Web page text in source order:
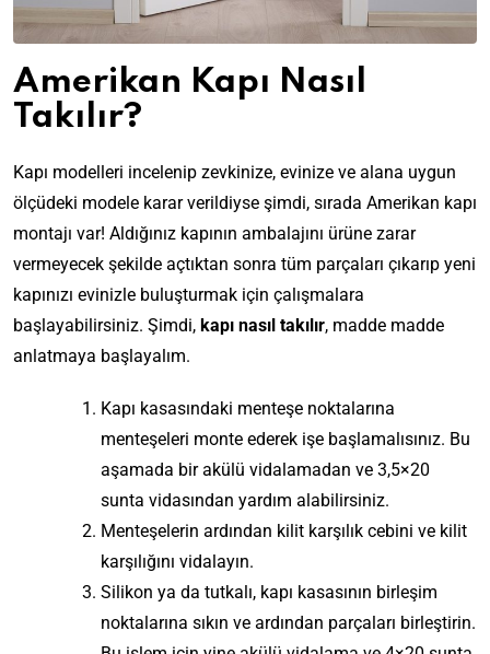
Amerikan Kapı Nasıl
Takılır?
Kapı modelleri incelenip zevkinize, evinize ve alana uygun
ölçüdeki modele karar verildiyse şimdi, sırada Amerikan kapı
montajı var! Aldığınız kapının ambalajını ürüne zarar
vermeyecek şekilde açtıktan sonra tüm parçaları çıkarıp yeni
kapınızı evinizle buluşturmak için çalışmalara
başlayabilirsiniz. Şimdi, kapı nasıl takılır, madde madde
anlatmaya başlayalım.
Kapı kasasındaki menteşe noktalarına
menteşeleri monte ederek işe başlamalısınız. Bu
aşamada bir akülü vidalamadan ve 3,5×20
sunta vidasından yardım alabilirsiniz.
Menteşelerin ardından kilit karşılık cebini ve kilit
karşılığını vidalayın.
Silikon ya da tutkalı, kapı kasasının birleşim
noktalarına sıkın ve ardından parçaları birleştirin.